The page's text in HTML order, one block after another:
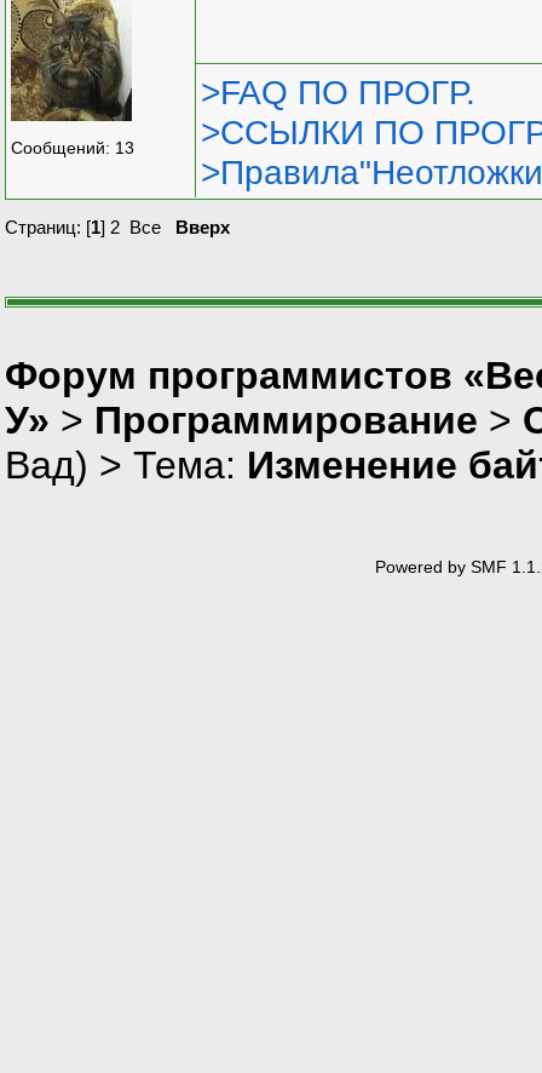
Сообщений: 13
>FAQ ПО ПРОГР.
>ССЫЛКИ ПО
Страниц: [1] 2 Все Вверх
Форум программистов
У» > Программирование >
Вад) > Тема: Изменение
Powered by SMF